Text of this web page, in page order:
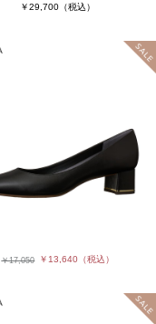
￥29,700 （税込）
￥17,050 ￥13,640 （税込）